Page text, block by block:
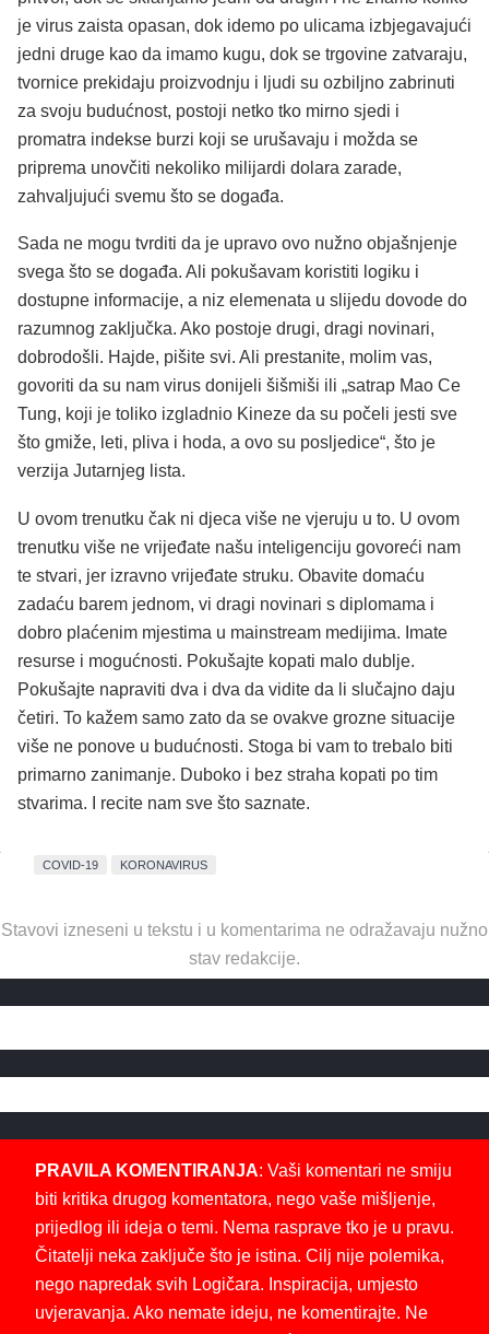
je virus zaista opasan, dok idemo po ulicama izbjegavajući
jedni druge kao da imamo kugu, dok se trgovine zatvaraju,
tvornice prekidaju proizvodnju i ljudi su ozbiljno zabrinuti
za svoju budućnost, postoji netko tko mirno sjedi i
promatra indekse burzi koji se urušavaju i možda se
priprema unovčiti nekoliko milijardi dolara zarade,
zahvaljujući svemu što se događa.
Sada ne mogu tvrditi da je upravo ovo nužno objašnjenje
svega što se događa. Ali pokušavam koristiti logiku i
dostupne informacije, a niz elemenata u slijedu dovode do
razumnog zaključka. Ako postoje drugi, dragi novinari,
dobrodošli. Hajde, pišite svi. Ali prestanite, molim vas,
govoriti da su nam virus donijeli šišmiši ili „satrap Mao Ce
Tung, koji je toliko izgladnio Kineze da su počeli jesti sve
što gmiže, leti, pliva i hoda, a ovo su posljedice“, što je
verzija Jutarnjeg lista.
U ovom trenutku čak ni djeca više ne vjeruju u to. U ovom
trenutku više ne vrijeđate našu inteligenciju govoreći nam
te stvari, jer izravno vrijeđate struku. Obavite domaću
zadaću barem jednom, vi dragi novinari s diplomama i
dobro plaćenim mjestima u mainstream medijima. Imate
resurse i mogućnosti. Pokušajte kopati malo dublje.
Pokušajte napraviti dva i dva da vidite da li slučajno daju
četiri. To kažem samo zato da se ovakve grozne situacije
više ne ponove u budućnosti. Stoga bi vam to trebalo biti
primarno zanimanje. Duboko i bez straha kopati po tim
stvarima. I recite nam sve što saznate.
COVID-19 KORONAVIRUS
Stavovi izneseni u tekstu i u komentarima ne odražavaju nužno
stav redakcije.
PRAVILA KOMENTIRANJA: Vaši komentari ne smiju
biti kritika drugog komentatora, nego vaše mišljenje,
prijedlog ili ideja o temi. Nema rasprave tko je u pravu.
Čitatelji neka zaključe što je istina. Cilj nije polemika,
nego napredak svih Logičara. Inspiracija, umjesto
uvjeravanja. Ako nemate ideju, ne komentirajte. Ne